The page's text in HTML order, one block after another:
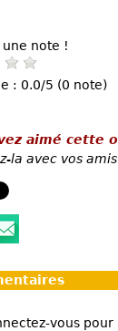
une note !
: 0.0/5 (0 note)
aimé cette
la avec vos
vous